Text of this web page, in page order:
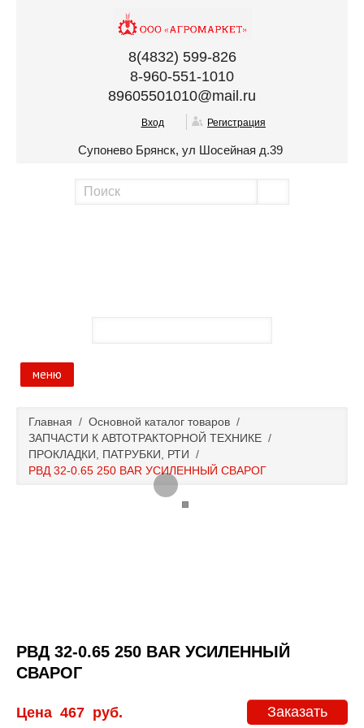
8(4832) 599-826
8-960-551-1010
89605501010@mail.ru
Вход Регистрация
Супонево Брянск, ул Шосейная д.39
меню
Основной каталог товаров
Главная / Основной каталог товаров /
ЗАПЧАСТИ К АВТОТРАКТОРНОЙ ТЕХНИКЕ /
ПРОКЛАДКИ, ПАТРУБКИ, РТИ /
РВД 32-0.65 250 BAR УСИЛЕННЫЙ СВАРОГ
РВД 32-0.65 250 BAR УСИЛЕННЫЙ
СВАРОГ
Заказать
Цена 467 руб.